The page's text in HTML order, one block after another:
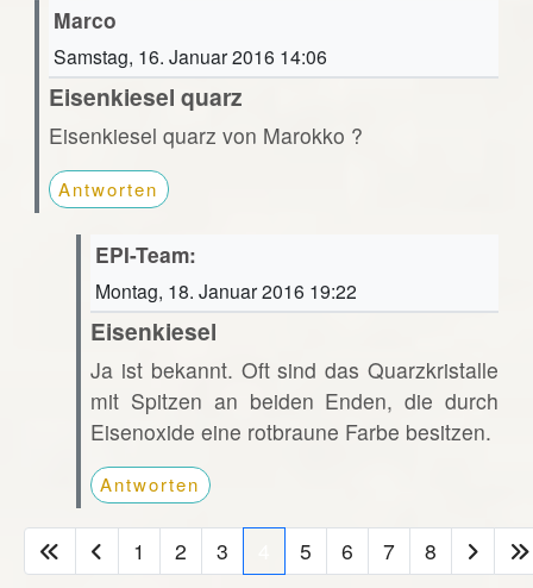
Marco
Samstag, 16. Januar 2016 14:06
Eisenkiesel quarz
Eisenkiesel quarz von Marokko ?
Antworten
EPI-Team:
Montag, 18. Januar 2016 19:22
Eisenkiesel
Ja ist bekannt. Oft sind das Quarzkristalle
mit Spitzen an beiden Enden, die durch
Eisenoxide eine rotbraune Farbe besitzen.
Antworten
1 2 3 5 6 7 8